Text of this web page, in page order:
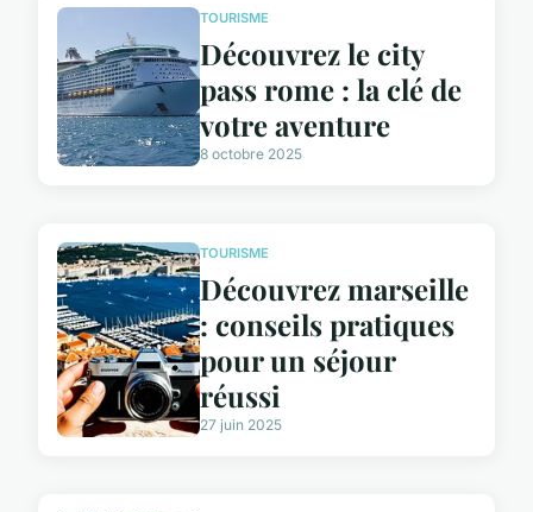
TOURISME
Découvrez le city
pass rome : la clé de
votre aventure
8 octobre 2025
TOURISME
Découvrez marseille
: conseils pratiques
pour un séjour
réussi
27 juin 2025